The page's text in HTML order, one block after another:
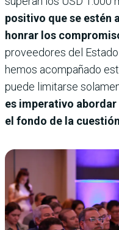
positivo que se estén
honrar los
proveedores del
hemos acompañado
puede limitarse
es imperativo
el fondo de la cuestión